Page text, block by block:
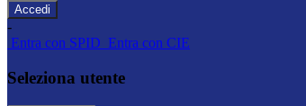
-
Entra con SPID Entra con CIE
Seleziona utente